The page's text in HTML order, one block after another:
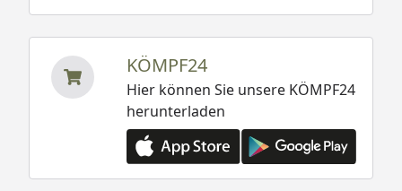
KÖMPF24
Hier können Sie unsere KÖMPF24
herunterladen